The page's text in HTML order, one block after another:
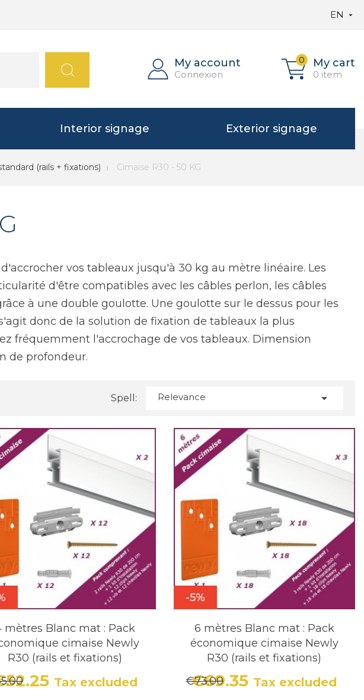
EN 
My account
Connexion
0 My cart
0 item
Interior signage Exterior signage
(rails + fixations) Cimaise R30 - 50 KG
vos tableaux jusqu'à 30 kg au mètre linéaire. Les
d'être compatibles avec les câbles perlon, les câbles
à une double goulotte. Une goulotte sur le dessus pour les
donc de la solution de fixation de tableaux la plus
fréquemment l'accrochage de vos tableaux. Dimension
de profondeur.
Spell: Relevance 
mètres Blanc mat : Pack
cimaise Newly
R30 (rails et fixations)
Price
Tax excluded
Regular price
-5%
6 mètres Blanc mat : Pack
économique cimaise Newly
R30 (rails et fixations)
Price
€69.35 Tax excluded
Regular price
€73.00